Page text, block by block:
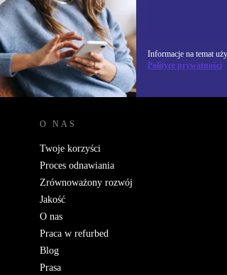
Informacje na temat
Polityce prywatności
REFURBED POLSKA - RETHINK
O NAS
Twoje korzyści
Proces odnawiania
Zrównoważony rozwój
Jakość
O nas
Praca w refurbed
Blog
Prasa